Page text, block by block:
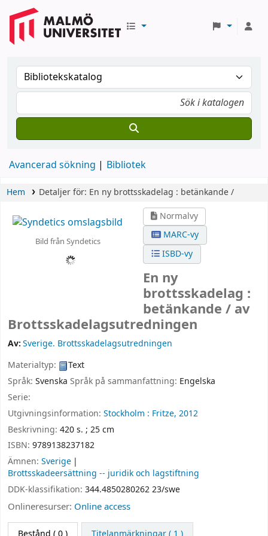
Avancerad sökning Bibliotek
Hem Detaljer för: En ny brottsskadelag : betänkande /
Bild från Syndetics
Normalvy
MARC-vy
ISBD-vy
En ny
brottsskadelag :
betänkande / av
Brottsskadelagsutredningen
Av:Sverige. Brottsskadelagsutredningen
Materialtyp:
Text
Språk: Svenska Språk på sammanfattning: Engelska
Serie:
Utgivningsinformation: Stockholm : Fritze, 2012
Beskrivning: 420 s. ; 25 cm
ISBN: 9789138237182
Ämnen: Sverige
Brottsskadeersättning -- juridik och lagstiftning
DDK-klassifikation: 344.4850280262 23/swe
Onlineresurser: Online access